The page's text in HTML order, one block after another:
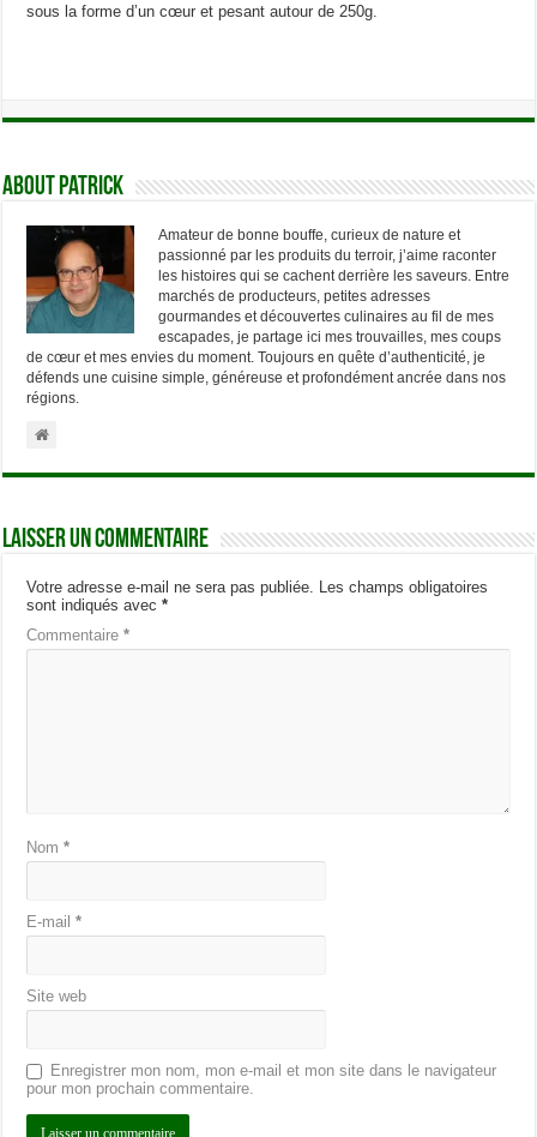
sous la forme d’un cœur et pesant autour de 250g.
About Patrick
Amateur de bonne bouffe, curieux de nature et
passionné par les produits du terroir, j’aime raconter
les histoires qui se cachent derrière les saveurs. Entre
marchés de producteurs, petites adresses
gourmandes et découvertes culinaires au fil de mes
escapades, je partage ici mes trouvailles, mes coups
de cœur et mes envies du moment. Toujours en quête d’authenticité, je
défends une cuisine simple, généreuse et profondément ancrée dans nos
régions.
Laisser un commentaire
Votre adresse e-mail ne sera pas publiée.
Les champs obligatoires
sont indiqués avec*
Commentaire*
Nom*
E-mail*
Site web
Enregistrer mon nom, mon e-mail et mon site dans le navigateur
pour mon prochain commentaire.